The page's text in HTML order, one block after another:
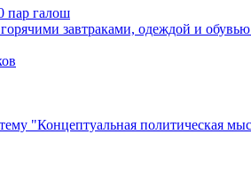
пар галош
завтраками, одеждой и
"Концептуальная политическая